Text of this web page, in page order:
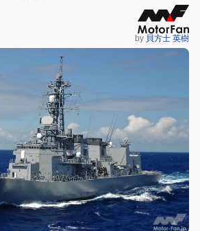
by 貝方士 英樹